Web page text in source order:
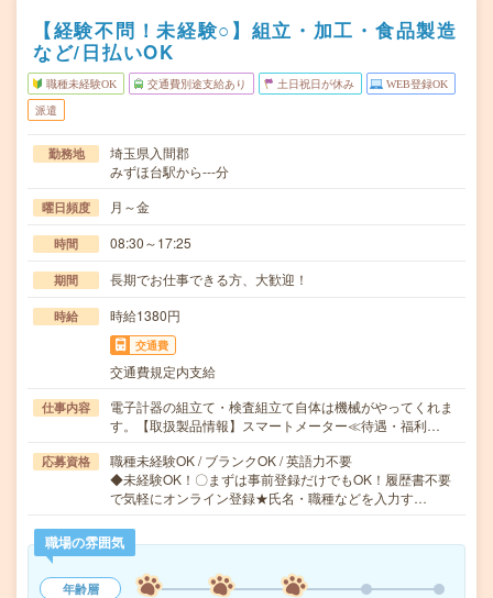
【経験不問！未経験○】組立・加工・食品製造
など/日払いOK
職種未経験OK 交通費別途支給あり 土日祝日が休み WEB登録OK
派遣
勤務地
埼玉県入間郡
みずほ台駅から---分
曜日頻度 月～金
時間 08:30～17:25
期間 長期でお仕事できる方、大歓迎！
時給 時給1380円
交通費
交通費規定内支給
仕事内容
電子計器の組立て・検査組立て自体は機械がやってくれま
す。【取扱製品情報】スマートメーター≪待遇・福利…
応募資格
職種未経験OK / ブランクOK / 英語力不要
◆未経験OK！〇まずは事前登録だけでもOK！履歴書不要
で気軽にオンライン登録★氏名・職種などを入力す…
職場の雰囲気
年齢層